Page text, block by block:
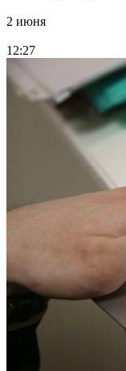
2 июня
12:27